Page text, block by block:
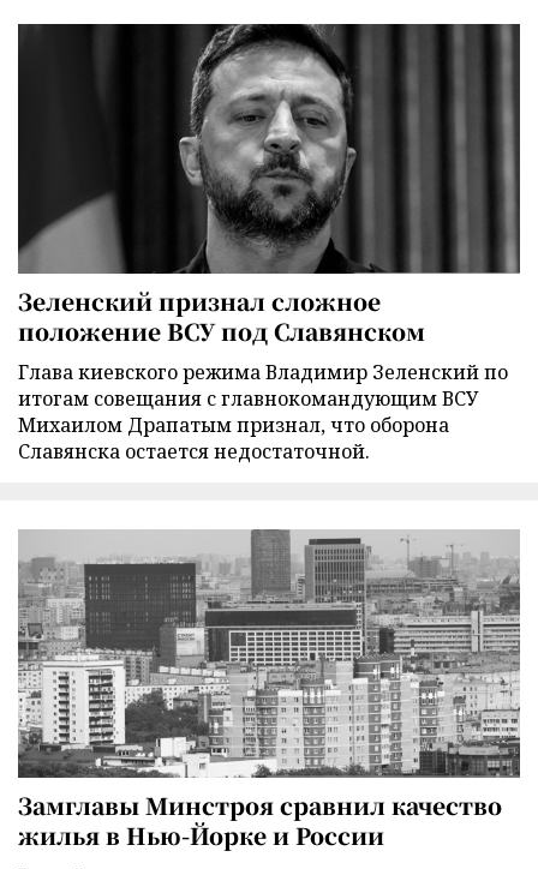
Зеленский признал сложное
положение ВСУ под Славянском
Глава киевского режима Владимир Зеленский по
итогам совещания с главнокомандующим ВСУ
Михаилом Драпатым признал, что оборона
Славянска остается недостаточной.
Замглавы Минстроя сравнил качество
жилья в Нью-Йорке и России